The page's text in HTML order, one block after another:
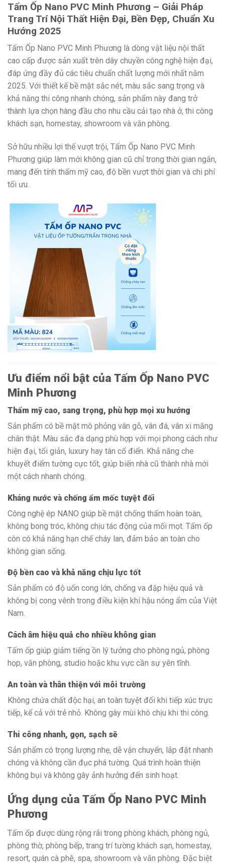
Tấm Ốp Nano PVC Minh Phương – Giải Pháp
Trang Trí Nội Thất Hiện Đại, Bền Đẹp, Chuẩn Xu
Hướng 2025
Tấm Ốp Nano PVC Minh Phương là dòng vật liệu nội thất
cao cấp được sản xuất trên dây chuyền công nghệ hiện đại,
đáp ứng đầy đủ các tiêu chuẩn chất lượng mới nhất năm
2025. Với thiết kế bề mặt sắc nét, màu sắc sang trọng và
khả năng thi công nhanh chóng, sản phẩm này đang trở
thành lựa chọn hàng đầu cho nhu cầu cải tạo nhà ở, thi công
khách sạn, homestay, showroom và văn phòng.
Sở hữu nhiều lợi thế vượt trội, Tấm Ốp Nano PVC Minh
Phương giúp làm mới không gian cũ chỉ trong thời gian ngắn,
mang đến tính thẩm mỹ cao, độ bền vượt thời gian và chi phí
tối ưu.
Ưu điểm nổi bật của Tấm Ốp Nano PVC
Minh Phương
Thẩm mỹ cao, sang trọng, phù hợp mọi xu hướng
Sản phẩm có bề mặt mô phỏng vân gỗ, vân đá, vân xi măng
chân thật. Màu sắc đa dạng phù hợp với mọi phong cách như
hiện đại, tối giản, luxury hay tân cổ điển. Khả năng che
khuyết điểm tường cực tốt, giúp biến nhà cũ thành nhà mới
một cách nhanh chóng.
Kháng nước và chống ẩm mốc tuyệt đối
Công nghệ ép NANO giúp bề mặt chống thấm hoàn toàn,
không bong tróc, không chịu tác động của mối mọt. Tấm ốp
còn có khả năng hạn chế cháy lan, đảm bảo an toàn cho
không gian sống.
Độ bền cao và khả năng chịu lực tốt
Sản phẩm có độ uốn cong lớn, chống va đập hiệu quả và
không bị cong vênh trong điều kiện khí hậu nóng ẩm của Việt
Nam.
Cách âm hiệu quả cho nhiều không gian
Tấm ốp giúp giảm tiếng ồn lý tưởng cho phòng ngủ, phòng
họp, văn phòng, studio hoặc khu vực cần sự yên tĩnh.
An toàn và thân thiện với môi trường
Không chứa chất độc hại, an toàn tuyệt đối khi tiếp xúc trực
tiếp, kể cả với trẻ nhỏ. Không gây mùi khó chịu khi thi công.
Thi công nhanh, gọn, sạch sẽ
Sản phẩm có trọng lượng nhẹ, dễ vận chuyển, lắp đặt nhanh
chóng và không cần đục phá tường. Quá trình hoàn thiện
không bụi và không gây ảnh hưởng đến sinh hoạt.
Ứng dụng của Tấm Ốp Nano PVC Minh
Phương
Tấm ốp được dùng rộng rãi trong phòng khách, phòng ngủ,
phòng thờ, phòng bếp, trang trí tường khách sạn, homestay,
resort, quán cà phê, spa, showroom và văn phòng. Đặc biệt